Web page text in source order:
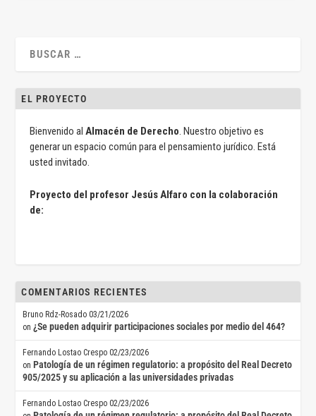
EL PROYECTO
Bienvenido alAlmacén de Derecho. Nuestro objetivo es
generar un espacio común para el pensamiento jurídico. Está
usted invitado.
Proyecto del profesor Jesús Alfaro con la colaboración
de:
COMENTARIOS RECIENTES
Bruno Rdz-Rosado 03/21/2026
on¿Se pueden adquirir participaciones sociales por medio del 464?
Fernando Lostao Crespo 02/23/2026
on Patología de un régimen regulatorio: a propósito del Real Decreto
905/2025 y su aplicación a las universidades privadas
Fernando Lostao Crespo 02/23/2026